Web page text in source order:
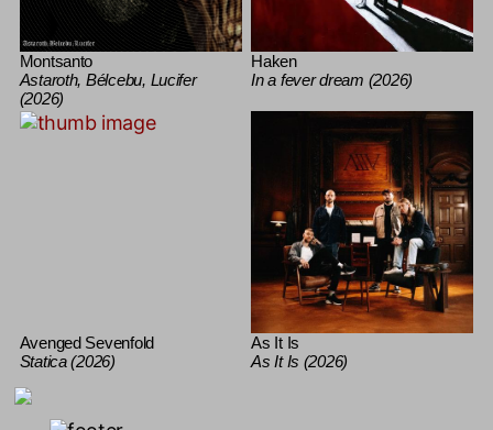
Montsanto
Astaroth, Bélcebu, Lucifer
(2026)
Haken
In a fever dream (2026)
Avenged Sevenfold
Statica (2026)
As It Is
As It Is (2026)